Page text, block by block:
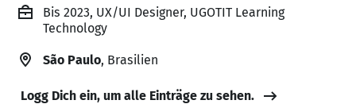
Bis 2023, UX/UI Designer, UGOTIT Learning
Technology
São Paulo, Brasilien
Logg Dich ein, um alle Einträge zu sehen.